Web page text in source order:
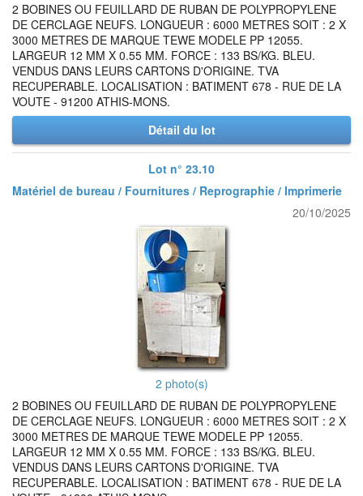
2 BOBINES OU FEUILLARD DE RUBAN DE POLYPROPYLENE
DE CERCLAGE NEUFS. LONGUEUR : 6000 METRES SOIT : 2 X
3000 METRES DE MARQUE TEWE MODELE PP 12055.
LARGEUR 12 MM X 0.55 MM. FORCE : 133 BS/KG. BLEU.
VENDUS DANS LEURS CARTONS D'ORIGINE. TVA
RECUPERABLE. LOCALISATION : BATIMENT 678 - RUE DE LA
VOUTE - 91200 ATHIS-MONS.
Détail du lot
Lot n° 23.10
Matériel de bureau / Fournitures / Reprographie / Imprimerie
20/10/2025
2 photo(s)
2 BOBINES OU FEUILLARD DE RUBAN DE POLYPROPYLENE
DE CERCLAGE NEUFS. LONGUEUR : 6000 METRES SOIT : 2 X
3000 METRES DE MARQUE TEWE MODELE PP 12055.
LARGEUR 12 MM X 0.55 MM. FORCE : 133 BS/KG. BLEU.
VENDUS DANS LEURS CARTONS D'ORIGINE. TVA
RECUPERABLE. LOCALISATION : BATIMENT 678 - RUE DE LA